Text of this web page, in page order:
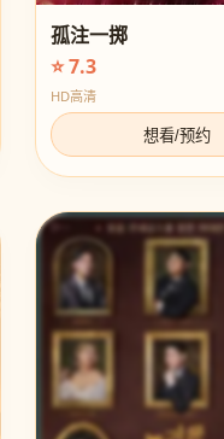
孤注一掷
⭐ 7.3
HD高清
想看/预约